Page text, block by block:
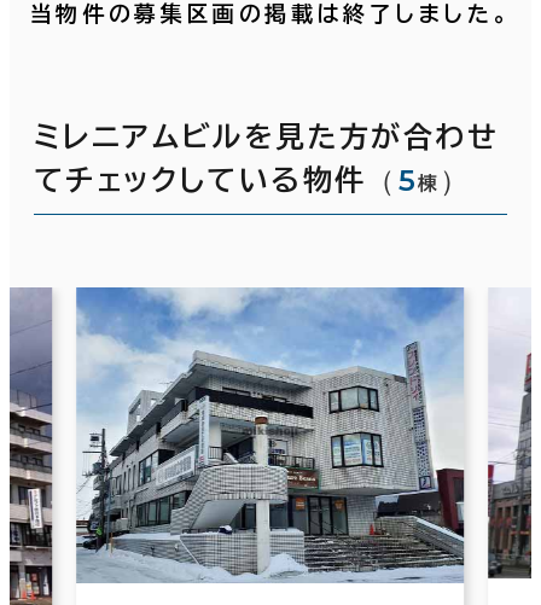
当物件の募集区画の掲載は終了しました。
ミレニアムビルを見た方が合わせ
てチェックしている物件
（ 5棟 ）